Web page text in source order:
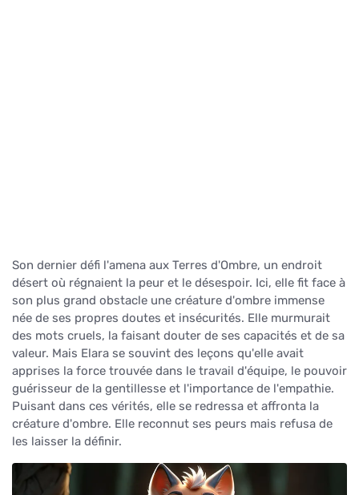
Son dernier défi l'amena aux Terres d'Ombre, un endroit
désert où régnaient la peur et le désespoir. Ici, elle fit face à
son plus grand obstacle une créature d'ombre immense
née de ses propres doutes et insécurités. Elle murmurait
des mots cruels, la faisant douter de ses capacités et de sa
valeur. Mais Elara se souvint des leçons qu'elle avait
apprises la force trouvée dans le travail d'équipe, le pouvoir
guérisseur de la gentillesse et l'importance de l'empathie.
Puisant dans ces vérités, elle se redressa et affronta la
créature d'ombre. Elle reconnut ses peurs mais refusa de
les laisser la définir.